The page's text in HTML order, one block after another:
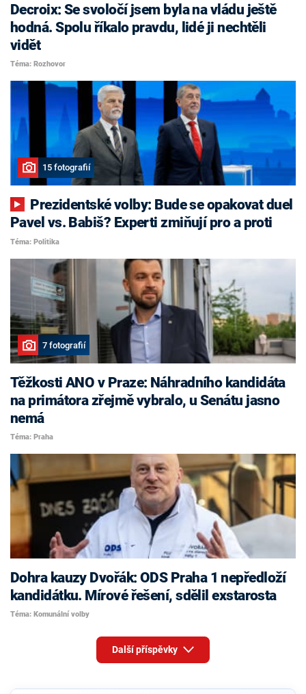
Decroix: Se svoločí jsem byla na vládu ještě
hodná. Spolu říkalo pravdu, lidé ji nechtěli
vidět
Téma: Rozhovor
15 fotografií
Pavel vs. Babiš? Experti zmiňují pro a proti
Téma: Politika
7 fotografií
Těžkosti ANO v Praze: Náhradního kandidáta
na primátora zřejmě vybralo, u Senátu jasno
nemá
Téma: Praha
Dohra kauzy Dvořák: ODS Praha 1 nepředloží
kandidátku. Mírové řešení, sdělil exstarosta
Téma: Komunální volby
Další příspěvky